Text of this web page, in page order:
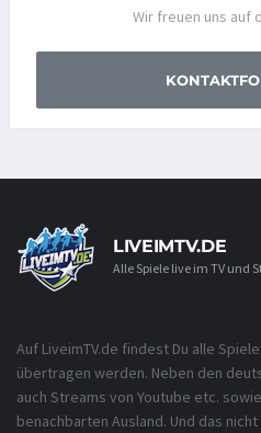
Wir freuen uns auf
LIVEIMTV.DE
Alle Spiele live im TV und
Auf LiveimTV.de findest Du alle
übertragen werden. Neben den
auch Streams von Youtube etc.
benachbarten Ausland. Und das